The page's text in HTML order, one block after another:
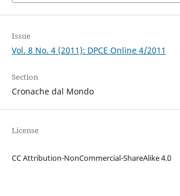
Issue
Vol. 8 No. 4 (2011): DPCE Online 4/2011
Section
Cronache dal Mondo
License
CC Attribution-NonCommercial-ShareAlike 4.0